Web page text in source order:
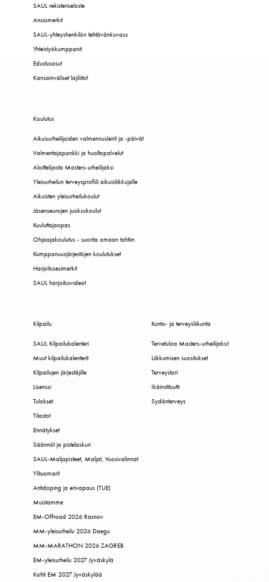
SAUL rekisteriseloste
Ansiomerkit
SAUL-yhteyshenkilön tehtävänkuvaus
Yhteistyökumppanit
Edustusasut
Kansainväliset lajiliitot
Koulutus
Aikuisurheilijoiden valmennusleirit ja -päivät
Valmentajapankki ja huoltopalvelut
Aloittelijasta Masters-urheilijaksi
Yleisurheilun terveysprofiili aikuisliikkujalle
Aikuisten yleisurheilukoulut
Jäsenseurojen juoksukoulut
Kuuluttajaopas
Ohjaajakoulutus - suorita omaan tahtiin
Kumppanuusjärjestöjen koulutukset
Harjoitusesimerkit
SAUL harjoitusvideot
Kilpailu
SAUL Kilpailukalenteri
Muut kilpailukalenterit
Kilpailujen järjestäjille
Lisenssi
Tulokset
Tilastot
Ennätykset
Säännöt ja pistelaskuri
SAUL-Maljapisteet, Maljat, Vuosivalinnat
Ylituomarit
Antidoping ja erivapaus (TUE)
Muistamme
EM-Offroad 2026 Rasnov
MM-yleisurheilu 2026 Daegu
MM-MARATHON 2026 ZAGREB
EM-yleisurheilu 2027 Jyväskylä
Kohti EM 2027 Jyväskylää
Kunto- ja terveysliikunta
Tervetuloa Masters-urheilijaksi!
Liikkumisen suositukset
Terveystori
Ikäinstituutti
Sydänterveys